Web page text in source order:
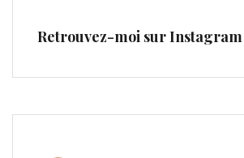
Retrouvez-moi sur Instagram